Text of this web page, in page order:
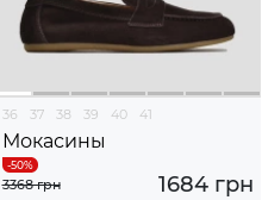
36 37 38 39 40 41
Мокасины
1684 грн
3368 грн